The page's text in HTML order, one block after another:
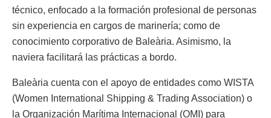
técnico, enfocado a la formación profesional de personas
sin experiencia en cargos de marinería; como de
conocimiento corporativo de Baleària. Asimismo, la
naviera facilitará las prácticas a bordo.
Baleària cuenta con el apoyo de entidades como WISTA
(Women International Shipping & Trading Association) o
la Organización Marítima Internacional (OMI) para